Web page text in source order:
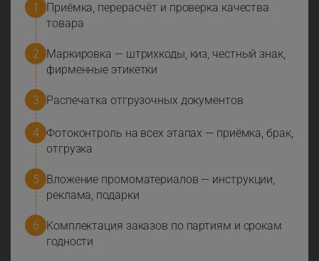
Приёмка, перерасчёт и проверка качества
товара
Маркировка — штрихкоды, киз, честный знак,
фирменные этикетки
Распечатка отгрузочных документов
Фотоконтроль на всех этапах — приёмка, брак,
отгрузка
Вложение промоматериалов — инструкции,
реклама, подарки
Комплектация заказов по партиям и срокам
годности